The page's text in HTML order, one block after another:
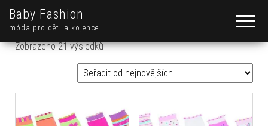
Baby Fashion
móda pro děti a kojence
Zobrazeno 21 výsledkůSeřazeno od nejnovějších